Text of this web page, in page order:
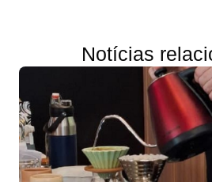
Notícias